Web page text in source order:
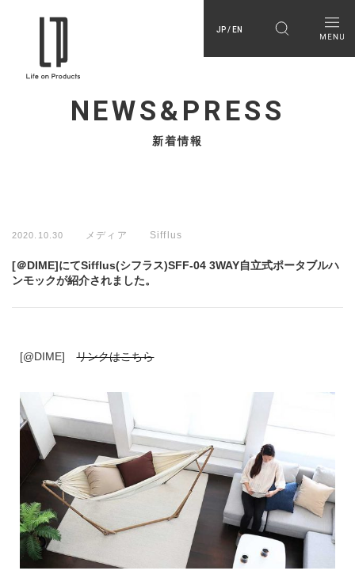
JP / EN
NEWS&PRESS
新着情報
2020.10.30 メディア Sifflus
[＠DIME]にてSifflus(シフラス)SFF-04 3WAY自立式ポータブルハ
ンモックが紹介されました。
[@DIME]リンクはこちら